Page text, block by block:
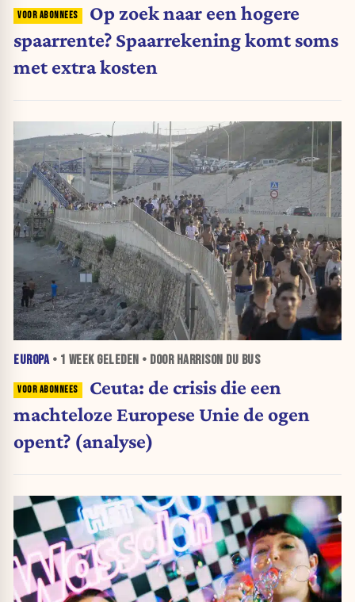
Op zoek naar een hogere
spaarrente? Spaarrekening komt soms
met extra kosten
EUROPA• 1 WEEKGELEDEN • DOOR HARRISON DU BUS
Ceuta: de crisis die een
machteloze Europese Unie de ogen
opent? (analyse)